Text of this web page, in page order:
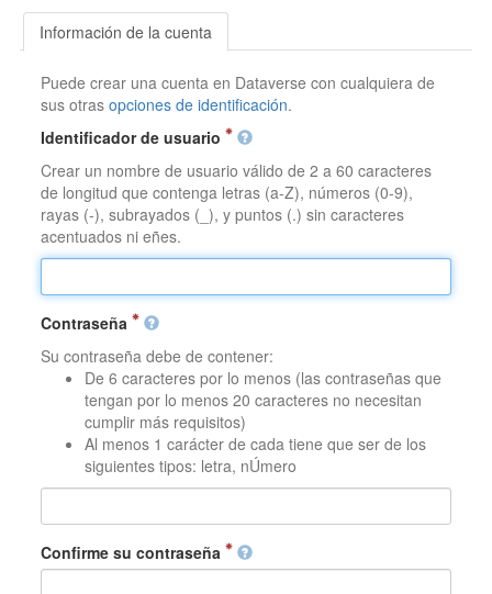
Información de la cuenta
Puede crear una cuenta en Dataverse con cualquiera de
sus otrasopciones de identificación.
Identificador de usuario
Crear un nombre de usuario válido de 2 a 60 caracteres
de longitud que contenga letras (a-Z), números (0-9),
rayas (-), subrayados (_), y puntos (.) sin caracteres
acentuados ni eñes.
Contraseña
Su contraseña debe de contener:
De 6 caracteres por lo menos (las contraseñas que
tengan por lo menos 20 caracteres no necesitan
cumplir más requisitos)
Al menos 1 carácter de cada tiene que ser de los
siguientes tipos: letra, nÚmero
Confirme su contraseña